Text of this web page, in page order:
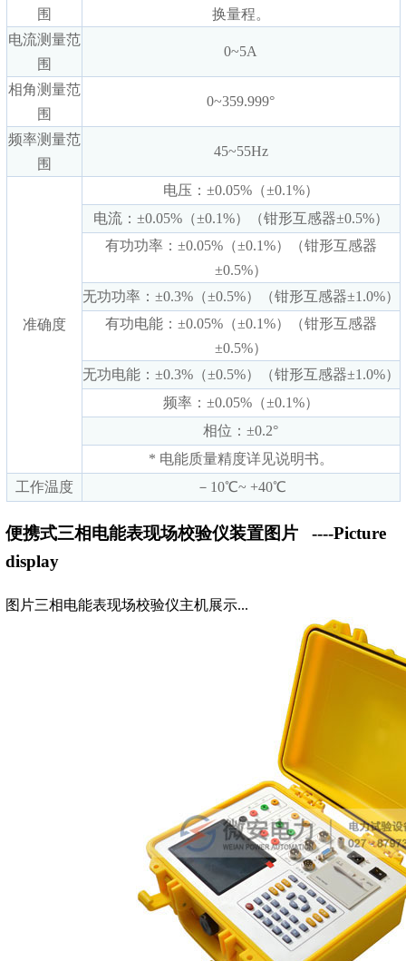
围
换量程。
电流测量范
围
0~5A
相角测量范
围
0~359.999°
频率测量范
围
45~55Hz
准确度
电压：±0.05%（±0.1%）
电流：±0.05%（±0.1%）（钳形互感器±0.5%）
有功功率：±0.05%（±0.1%）（钳形互感器
±0.5%）
无功功率：±0.3%（±0.5%）（钳形互感器±1.0%）
有功电能：±0.05%（±0.1%）（钳形互感器
±0.5%）
无功电能：±0.3%（±0.5%）（钳形互感器±1.0%）
频率：±0.05%（±0.1%）
相位：±0.2°
* 电能质量精度详见说明书。
工作温度
－10℃~ +40℃
便携式三相电能表现场校验仪装置图片 ----Picture
display
图片三相电能表现场校验仪主机展示...